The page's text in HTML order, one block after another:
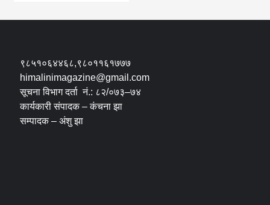
९८५१०६४४६८,९८०११६१७७७
himalinimagazine@gmail.com
सूचना विभाग दर्ता नं.: ८२/०७३–७४
कार्यकारी संपादक – कंचना झा
सम्पादक – अंशु झा